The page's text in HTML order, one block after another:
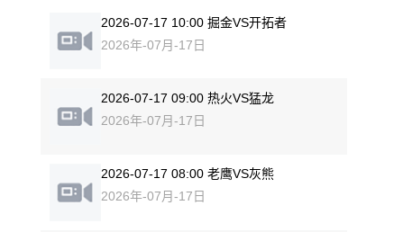
2026-07-17 10:00 掘金VS开拓者
2026年-07月-17日
2026-07-17 09:00 热火VS猛龙
2026年-07月-17日
2026-07-17 08:00 老鹰VS灰熊
2026年-07月-17日